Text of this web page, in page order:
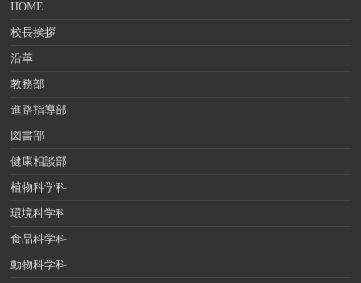
HOME
校長挨拶
沿革
教務部
進路指導部
図書部
健康相談部
植物科学科
環境科学科
食品科学科
動物科学科